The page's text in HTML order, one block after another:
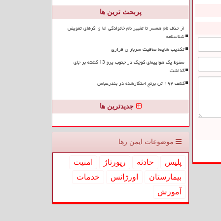
پربحث ترین ها
از حذف نام همسر تا تغییر نام خانوادگی اما و اگرهای تعویض
شناسنامه
تکذیب شایعه معافیت سربازان فراری
سقوط یک هواپیمای کوچک در جنوب پرو 13 کشته بر جای
گذاشت
کشف ۱۹۲ تن برنج احتکارشده در بندرعباس
جدیدترین ها
موضوعات ایمن رها
پلیس حادثه رپورتاژ
امنیت
بیمارستان
اورژانس
خدمات
آموزش